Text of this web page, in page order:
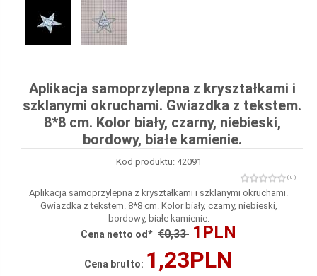
Aplikacja samoprzylepna z kryształkami i
szklanymi okruchami. Gwiazdka z tekstem.
8*8 cm. Kolor biały, czarny, niebieski,
bordowy, białe kamienie.
Kod produktu: 42091
( 0 )
Aplikacja samoprzylepna z kryształkami i szklanymi okruchami.
Gwiazdka z tekstem. 8*8 cm. Kolor biały, czarny, niebieski,
bordowy, białe kamienie.
Cena netto od* €0,33 1PLN
Cena brutto: 1,23PLN